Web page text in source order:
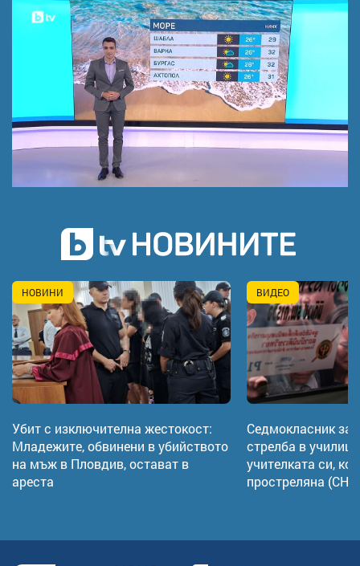
НОВИНИ
Убит с изключителна жестокост:
Младежите, обвинени в убийството
на мъж в Пловдив, остават в
ареста
ВИДЕО
Седмокласник за
стрелба в
учителката си,
простреляна